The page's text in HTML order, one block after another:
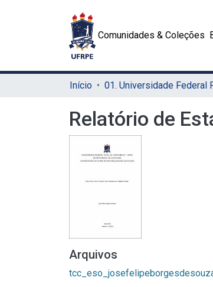
Comunidades & Coleções
Início
Relatório de
Arquivos